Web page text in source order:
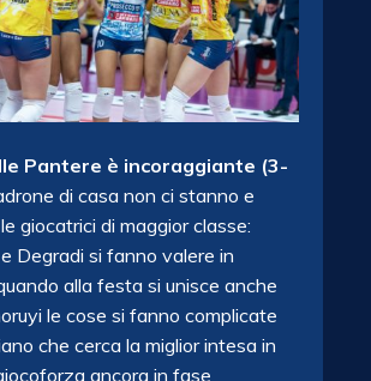
Pantere è incoraggiante (3-
di casa non ci stanno e
giocatrici di maggior classe:
Degradi si fanno valere in
alla festa si unisce anche
le cose si fanno complicate
che cerca la miglior intesa in
ancora in fase